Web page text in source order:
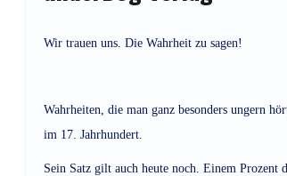
Wir trauen uns. Die Wahrheit zu sagen!
Wahrheiten, die man ganz besonders ungern
im 17. Jahrhundert.
Sein Satz gilt auch heute noch. Einem